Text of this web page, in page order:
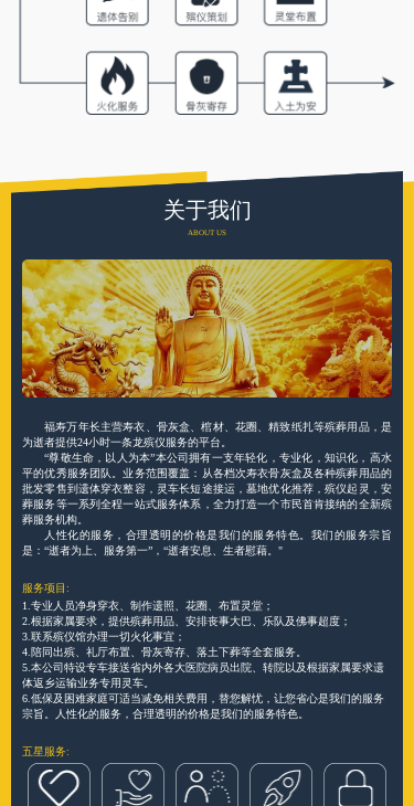
关于我们
ABOUT US
福寿万年长主营寿衣、骨灰盒、棺材、花圈、精致纸扎等殡葬用品，是
为逝者提供24小时一条龙殡仪服务的平台。
“尊敬生命，以人为本”本公司拥有一支年轻化，专业化，知识化，高水
平的优秀服务团队。业务范围覆盖：从各档次寿衣骨灰盒及各种殡葬用品的
批发零售到遗体穿衣整容，灵车长短途接运，墓地优化推荐，殡仪起灵，安
葬服务等一系列全程一站式服务体系，全力打造一个市民首肯接纳的全新殡
葬服务机构。
人性化的服务，合理透明的价格是我们的服务特色。我们的服务宗旨
是：“逝者为上、服务第一”，“逝者安息、生者慰藉。"
服务项目:
1.专业人员净身穿衣、制作遗照、花圈、布置灵堂；
2.根据家属要求，提供殡葬用品、安排丧事大巴、乐队及佛事超度；
3.联系殡仪馆办理一切火化事宜；
4.陪同出殡、礼厅布置、骨灰寄存、落土下葬等全套服务。
5.本公司特设专车接送省内外各大医院病员出院、转院以及根据家属要求遗
体返乡运输业务专用灵车。
6.低保及困难家庭可适当减免相关费用，替您解忧，让您省心是我们的服务
宗旨。人性化的服务，合理透明的价格是我们的服务特色。
五星服务: